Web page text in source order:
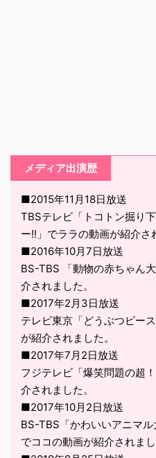
メディア出演歴
■2015年11月18日放送
TBSテレビ「トコトン掘り
ー!!」でララの動画が紹介さ
■2016年10月7日放送
BS-TBS 「動物の赤ちゃん
介されました。
■2017年2月3日放送
テレビ東京「どうぶつピー
が紹介されました。
■2017年7月2日放送
フジテレビ「爆笑問題の超
介されました。
■2017年10月2日放送
BS-TBS「かわいいアニマル
でココの動画が紹介されまし